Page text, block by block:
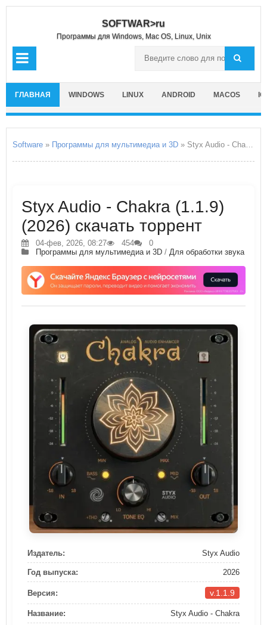
SOFTWAR>ru
Программы для Windows, Mac OS, Linux, Unix
ГЛАВНАЯ WINDOWS LINUX ANDROID MACOS
Software » Программы для мультимедиа и 3D » Styx Audio - Chakra
Styx Audio - Chakra (1.1.9)
(2026) скачать торрент
04-фев, 2026, 08:27 454
0
Программы для мультимедиа и 3D / Для обработки звука
Издатель: Styx Audio
Год выпуска: 2026
Версия: v.1.1.9
Название: Styx Audio - Chakra